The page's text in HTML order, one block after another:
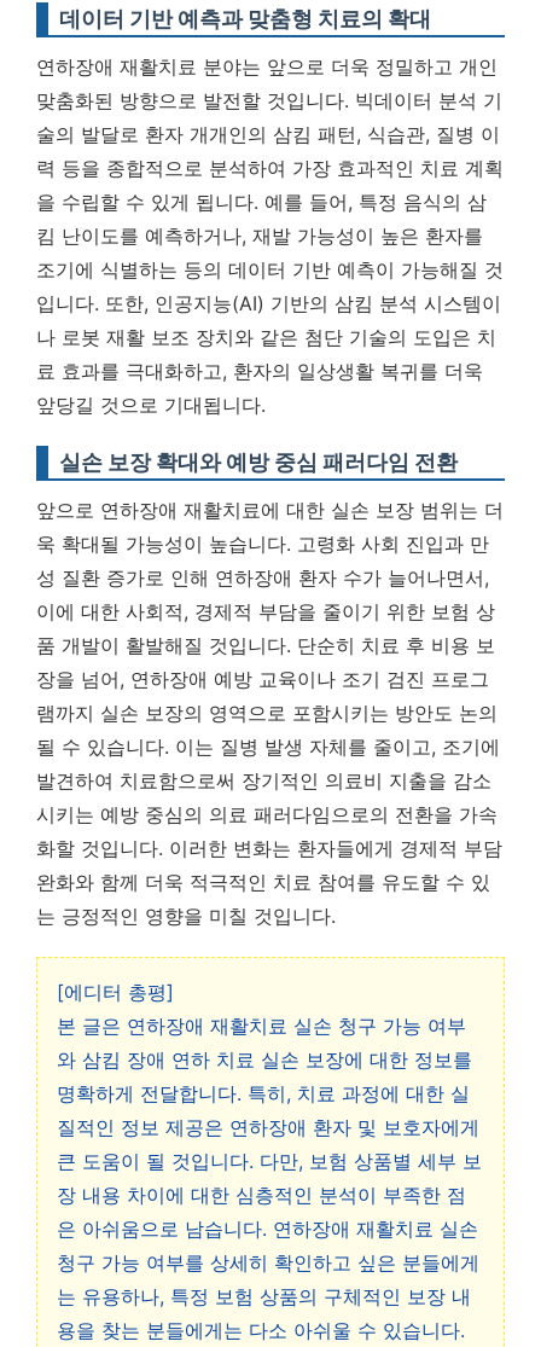
데이터 기반 예측과 맞춤형 치료의 확대
연하장애 재활치료 분야는 앞으로 더욱 정밀하고 개인
맞춤화된 방향으로 발전할 것입니다. 빅데이터 분석 기
술의 발달로 환자 개개인의 삼킴 패턴, 식습관, 질병 이
력 등을 종합적으로 분석하여 가장 효과적인 치료 계획
을 수립할 수 있게 됩니다. 예를 들어, 특정 음식의 삼
킴 난이도를 예측하거나, 재발 가능성이 높은 환자를
조기에 식별하는 등의 데이터 기반 예측이 가능해질 것
입니다. 또한, 인공지능(AI) 기반의 삼킴 분석 시스템이
나 로봇 재활 보조 장치와 같은 첨단 기술의 도입은 치
료 효과를 극대화하고, 환자의 일상생활 복귀를 더욱
앞당길 것으로 기대됩니다.
실손 보장 확대와 예방 중심 패러다임 전환
앞으로 연하장애 재활치료에 대한 실손 보장 범위는 더
욱 확대될 가능성이 높습니다. 고령화 사회 진입과 만
성 질환 증가로 인해 연하장애 환자 수가 늘어나면서,
이에 대한 사회적, 경제적 부담을 줄이기 위한 보험 상
품 개발이 활발해질 것입니다. 단순히 치료 후 비용 보
장을 넘어, 연하장애 예방 교육이나 조기 검진 프로그
램까지 실손 보장의 영역으로 포함시키는 방안도 논의
될 수 있습니다. 이는 질병 발생 자체를 줄이고, 조기에
발견하여 치료함으로써 장기적인 의료비 지출을 감소
시키는 예방 중심의 의료 패러다임으로의 전환을 가속
화할 것입니다. 이러한 변화는 환자들에게 경제적 부담
완화와 함께 더욱 적극적인 치료 참여를 유도할 수 있
는 긍정적인 영향을 미칠 것입니다.
[에디터 총평]
본 글은 연하장애 재활치료 실손 청구 가능 여부
와 삼킴 장애 연하 치료 실손 보장에 대한 정보를
명확하게 전달합니다. 특히, 치료 과정에 대한 실
질적인 정보 제공은 연하장애 환자 및 보호자에게
큰 도움이 될 것입니다. 다만, 보험 상품별 세부 보
장 내용 차이에 대한 심층적인 분석이 부족한 점
은 아쉬움으로 남습니다. 연하장애 재활치료 실손
청구 가능 여부를 상세히 확인하고 싶은 분들에게
는 유용하나, 특정 보험 상품의 구체적인 보장 내
용을 찾는 분들에게는 다소 아쉬울 수 있습니다.